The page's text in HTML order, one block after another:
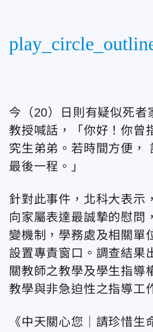
今（20）日則有疑似死者
教授喊話，「 你好！你曾
究生弟弟。若時間方便，
最後一程。 」
針對此事件，北科大表示
向家屬表達最誠摯的慰問
變機制，學務處及相關單
設置專責窗口。 調查結果
關教師之教學及學生指導
教學與非急迫性之指導工
《中天關心您｜請珍惜生